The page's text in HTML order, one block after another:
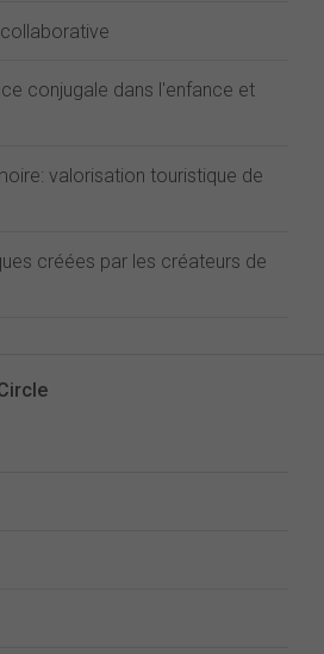
conjugale dans l'enfance et
valorisation touristique de
créées par les créateurs de